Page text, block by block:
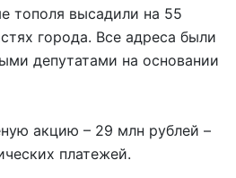
тополя высадили на 55
города. Все адреса были
депутатами на основании
акцию – 29 млн рублей –
платежей.